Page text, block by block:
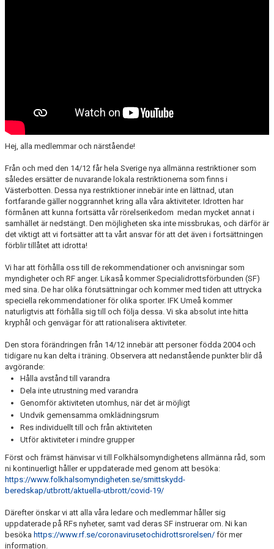
Hej, alla medlemmar och närstående!
Från och med den 14/12 får hela Sverige nya allmänna restriktioner som
således ersätter de nuvarande lokala restriktionerna som finns i
Västerbotten. Dessa nya restriktioner innebär inte en lättnad, utan
fortfarande gäller noggrannhet kring alla våra aktiviteter. Idrotten har
förmånen att kunna fortsätta vår rörelserikedom medan mycket annat i
samhället är nedstängt. Den möjligheten ska inte missbrukas, och därför är
det viktigt att vi fortsätter att ta vårt ansvar för att det även i fortsättningen
förblir tillåtet att idrotta!
Vi har att förhålla oss till de rekommendationer och anvisningar som
myndigheter och RF anger. Likaså kommer Specialidrottsförbunden (SF)
med sina. De har olika förutsättningar och kommer med tiden att uttrycka
speciella rekommendationer för olika sporter. IFK Umeå kommer
naturligtvis att förhålla sig till och följa dessa. Vi ska absolut inte hitta
kryphål och genvägar för att rationalisera aktiviteter.
Den stora förändringen från 14/12 innebär att personer födda 2004 och
tidigare nu kan delta i träning. Observera att nedanstående punkter blir då
avgörande:
Hålla avstånd till varandra
Dela inte utrustning med varandra
Genomför aktiviteten utomhus, när det är möjligt
Undvik gemensamma omklädningsrum
Res individuellt till och från aktiviteten
Utför aktiviteter i mindre grupper
Först och främst hänvisar vi till Folkhälsomyndighetens allmänna råd, som
ni kontinuerligt håller er uppdaterade med genom att besöka:
https://www.folkhalsomyndigheten.se/smittskydd-
beredskap/utbrott/aktuella-utbrott/covid-19/
Därefter önskar vi att alla våra ledare och medlemmar håller sig
uppdaterade på RFs nyheter, samt vad deras SF instruerar om. Ni kan
besöka https://www.rf.se/coronavirusetochidrottsrorelsen/ för mer
information.